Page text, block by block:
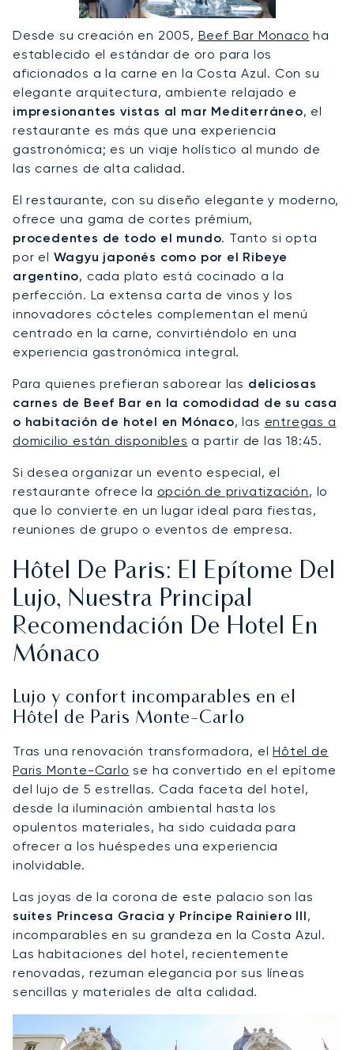
Desde su creación en 2005, Beef Bar Monaco ha
establecido el estándar de oro para los
aficionados a la carne en la Costa Azul. Con su
elegante arquitectura, ambiente relajado e
impresionantes vistas al mar Mediterráneo, el
restaurante es más que una experiencia
gastronómica; es un viaje holístico al mundo de
las carnes de alta calidad.
El restaurante, con su diseño elegante y moderno,
ofrece una gama de cortes prémium,
procedentes de todo el mundo. Tanto si opta
por el Wagyu japonés como por el Ribeye
argentino, cada plato está cocinado a la
perfección. La extensa carta de vinos y los
innovadores cócteles complementan el menú
centrado en la carne, convirtiéndolo en una
experiencia gastronómica integral.
Para quienes prefieran saborear las deliciosas
carnes de Beef Bar en la comodidad de su casa
o habitación de hotel en Mónaco, las entregas a
domicilio están disponibles a partir de las 18:45.
Si desea organizar un evento especial, el
restaurante ofrece la opción de privatización, lo
que lo convierte en un lugar ideal para fiestas,
reuniones de grupo o eventos de empresa.
Hôtel De Paris: El Epítome Del
Lujo, Nuestra Principal
Recomendación De Hotel En
Mónaco
Lujo y confort incomparables en el
Hôtel de Paris Monte-Carlo
Tras una renovación transformadora, elHôtel de
Paris Monte-Carlo se ha convertido en el epítome
del lujo de 5 estrellas. Cada faceta del hotel,
desde la iluminación ambiental hasta los
opulentos materiales, ha sido cuidada para
ofrecer a los huéspedes una experiencia
inolvidable.
Las joyas de la corona de este palacio son las
suites Princesa Gracia y Príncipe Rainiero III,
incomparables en su grandeza en la Costa Azul.
Las habitaciones del hotel, recientemente
renovadas, rezuman elegancia por sus líneas
sencillas y materiales de alta calidad.